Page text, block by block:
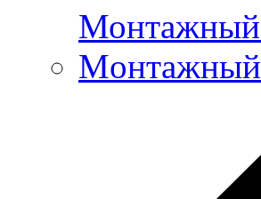
Монтажный
Mонтажный